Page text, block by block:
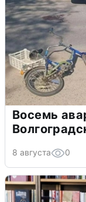
Восемь
8 августа 0